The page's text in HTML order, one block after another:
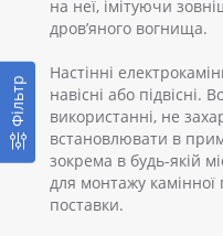
Фільтр
на неї, імітуючи
дров’яного вогнища.
Настінні
навісні або підвісні.
використанні, не
встановлювати в
зокрема в будь-якій
для монтажу камінної
поставки.